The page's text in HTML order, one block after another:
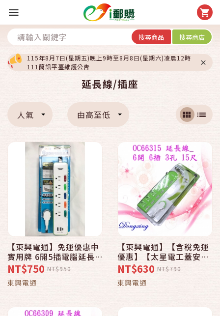
搜尋商品 搜尋商店
115年8月7日(星期五)晚上9時至8月8日(星期六)凌晨12時
111簡訊平臺維護公告
延長線/插座
人氣 由高至低
【東興電通】免運優惠中
實用牌 6開5插電腦延長
線 TYPE-C充電孔 1.8m
(6尺) PNA365T-6 台灣
製
NT$750 NT$950
東興電通
【東興電通】【含稅免運
優惠】【太星電工蓋安全
彩色六開六插電腦線
OC66315 延長線_6開 6
插 3孔 15尺】4.5m_台灣
NT$630 NT$790
東興電通